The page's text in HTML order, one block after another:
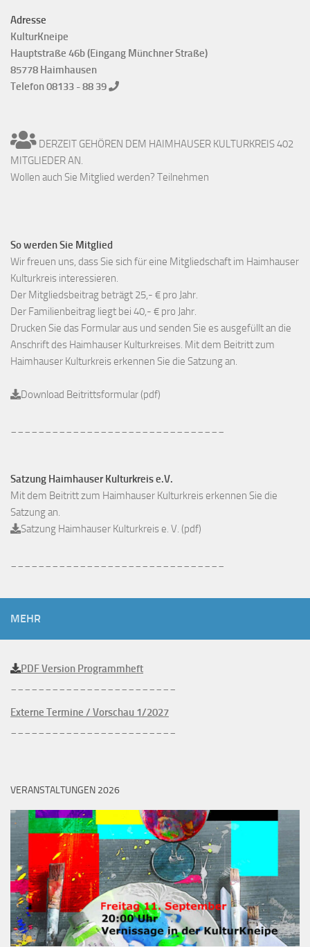
Adresse
KulturKneipe
Hauptstraße 46b (Eingang Münchner Straße)
85778 Haimhausen
Telefon 08133 - 88 39
DERZEIT GEHÖREN DEM HAIMHAUSER KULTURKREIS 402
MITGLIEDER AN.
Wollen auch Sie Mitglied werden? Teilnehmen
So werden Sie Mitglied
Wir freuen uns, dass Sie sich für eine Mitgliedschaft im Haimhauser
Kulturkreis interessieren.
Der Mitgliedsbeitrag beträgt 25,- € pro Jahr.
Der Familienbeitrag liegt bei 40,- € pro Jahr.
Drucken Sie das Formular aus und senden Sie es ausgefüllt an die
Anschrift des Haimhauser Kulturkreises. Mit dem Beitritt zum
Haimhauser Kulturkreis erkennen Sie die Satzung an.
Download Beitrittsformular (pdf)
Satzung Haimhauser Kulturkreis e.V.
Mit dem Beitritt zum Haimhauser Kulturkreis erkennen Sie die
Satzung an.
Satzung Haimhauser Kulturkreis e. V. (pdf)
MEHR
PDF Version Programmheft
Externe Termine / Vorschau 1/2027
VERANSTALTUNGEN 2026